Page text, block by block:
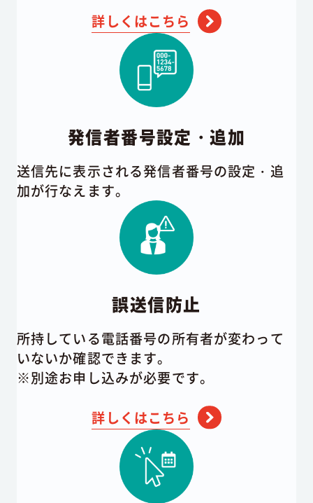
詳しくはこちら
発信者番号設定・追加
送信先に表示される発信者番号の設定・追
加が行なえます。
誤送信防止
所持している電話番号の所有者が変わって
いないか確認できます。
※別途お申し込みが必要です。
詳しくはこちら